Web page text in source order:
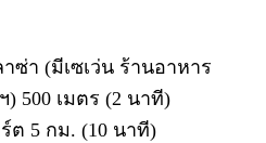
ซ่า (มีเซเว่น ร้านอาหาร
) 500 เมตร (2 นาที)
ต 5 กม. (10 นาที)